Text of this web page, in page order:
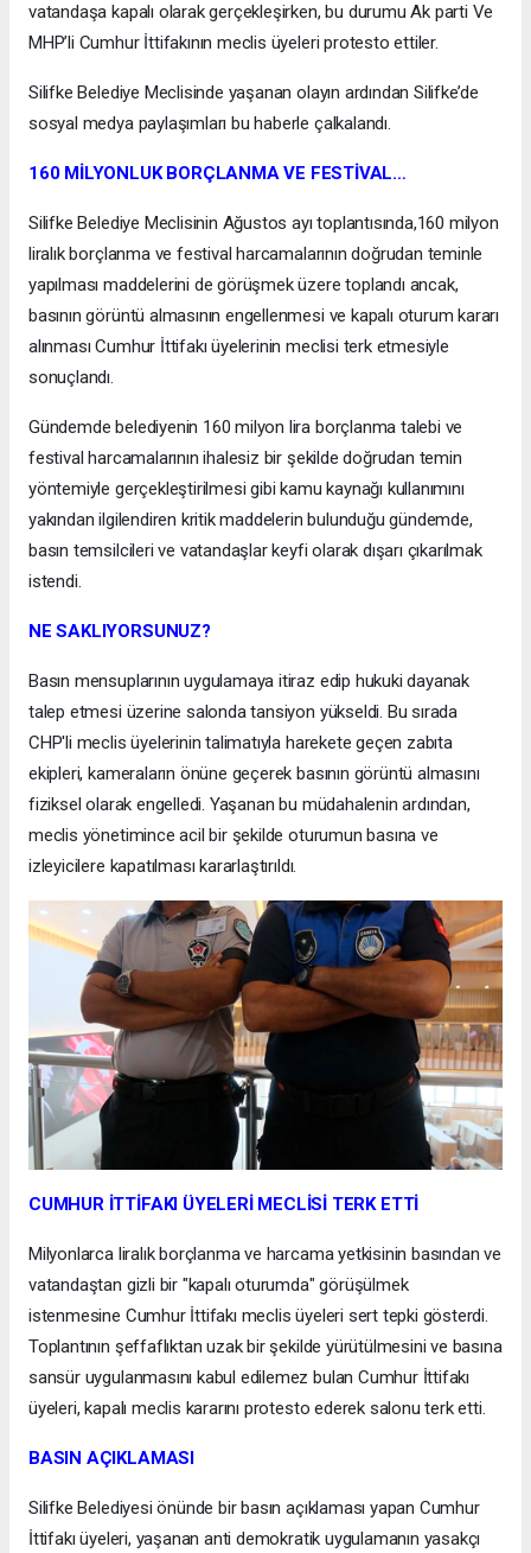
vatandaşa kapalı olarak gerçekleşirken, bu durumu Ak parti Ve
MHP’li Cumhur İttifakının meclis üyeleri protesto ettiler.
Silifke Belediye Meclisinde yaşanan olayın ardından Silifke’de
sosyal medya paylaşımları bu haberle çalkalandı.
160 MİLYONLUK BORÇLANMA VE FESTİVAL…
Silifke Belediye Meclisinin Ağustos ayı toplantısında,160 milyon
liralık borçlanma ve festival harcamalarının doğrudan teminle
yapılması maddelerini de görüşmek üzere toplandı ancak,
basının görüntü almasının engellenmesi ve kapalı oturum kararı
alınması Cumhur İttifakı üyelerinin meclisi terk etmesiyle
sonuçlandı.
Gündemde belediyenin 160 milyon lira borçlanma talebi ve
festival harcamalarının ihalesiz bir şekilde doğrudan temin
yöntemiyle gerçekleştirilmesi gibi kamu kaynağı kullanımını
yakından ilgilendiren kritik maddelerin bulunduğu gündemde,
basın temsilcileri ve vatandaşlar keyfi olarak dışarı çıkarılmak
istendi.
NE SAKLIYORSUNUZ?
Basın mensuplarının uygulamaya itiraz edip hukuki dayanak
talep etmesi üzerine salonda tansiyon yükseldi. Bu sırada
CHP'li meclis üyelerinin talimatıyla harekete geçen zabıta
ekipleri, kameraların önüne geçerek basının görüntü almasını
fiziksel olarak engelledi. Yaşanan bu müdahalenin ardından,
meclis yönetimince acil bir şekilde oturumun basına ve
izleyicilere kapatılması kararlaştırıldı.
CUMHUR İTTİFAKI ÜYELERİ MECLİSİ TERK ETTİ
Milyonlarca liralık borçlanma ve harcama yetkisinin basından ve
vatandaştan gizli bir "kapalı oturumda" görüşülmek
istenmesine Cumhur İttifakı meclis üyeleri sert tepki gösterdi.
Toplantının şeffaflıktan uzak bir şekilde yürütülmesini ve basına
sansür uygulanmasını kabul edilemez bulan Cumhur İttifakı
üyeleri, kapalı meclis kararını protesto ederek salonu terk etti.
BASIN AÇIKLAMASI
Silifke Belediyesi önünde bir basın açıklaması yapan Cumhur
İttifakı üyeleri, yaşanan anti demokratik uygulamanın yasakçı